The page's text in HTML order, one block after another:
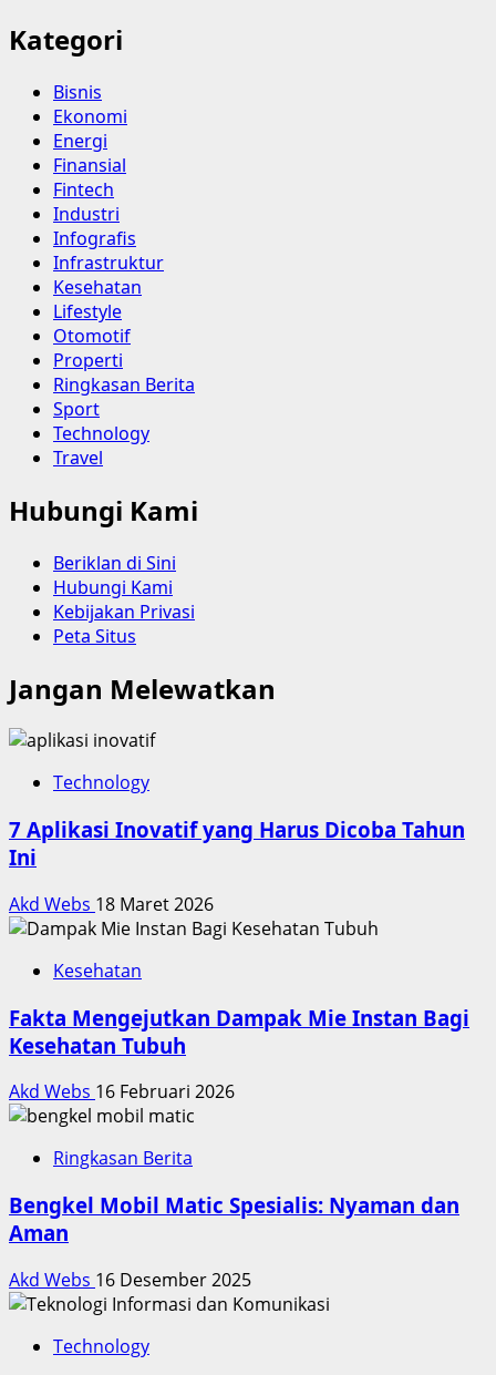
Kategori
Bisnis
Ekonomi
Energi
Finansial
Fintech
Industri
Infografis
Infrastruktur
Kesehatan
Lifestyle
Otomotif
Properti
Ringkasan Berita
Sport
Technology
Travel
Hubungi Kami
Beriklan di Sini
Hubungi Kami
Kebijakan Privasi
Peta Situs
Jangan Melewatkan
Technology
7 Aplikasi Inovatif yang Harus Dicoba Tahun
Ini
Akd Webs 18 Maret 2026
Kesehatan
Fakta Mengejutkan Dampak Mie Instan Bagi
Kesehatan Tubuh
Akd Webs 16 Februari 2026
Ringkasan Berita
Bengkel Mobil Matic Spesialis: Nyaman dan
Aman
Akd Webs 16 Desember 2025
Technology